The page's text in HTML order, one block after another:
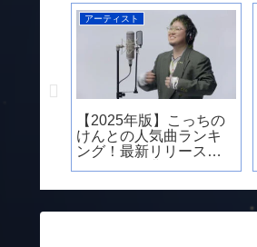
アーティスト
【2025年版】こっちの
けんとの人気曲ランキ
ング！最新リリース曲